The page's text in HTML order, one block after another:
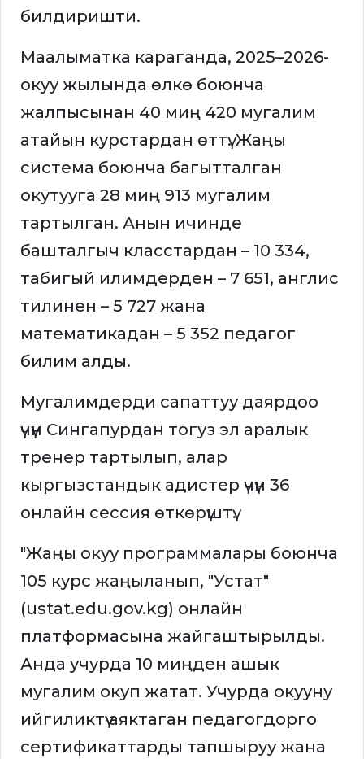
билдиришти.
Маалыматка караганда, 2025–2026-
окуу жылында өлкө боюнча
жалпысынан 40 миң 420 мугалим
атайын курстардан өттү. Жаңы
система боюнча багытталган
окутууга 28 миң 913 мугалим
тартылган. Анын ичинде
башталгыч класстардан – 10 334,
табигый илимдерден – 7 651, англис
тилинен – 5 727 жана
математикадан – 5 352 педагог
билим алды.
Мугалимдерди сапаттуу даярдоо
үчүн Сингапурдан тогуз эл аралык
тренер тартылып, алар
кыргызстандык адистер үчүн 36
онлайн сессия өткөрүштү.
"Жаңы окуу программалары боюнча
105 курс жаңыланып, "Устат"
(ustat.edu.gov.kg) онлайн
платформасына жайгаштырылды.
Анда учурда 10 миңден ашык
мугалим окуп жатат. Учурда окууну
ийгиликтүү аяктаган педагогдорго
сертификаттарды тапшыруу жана